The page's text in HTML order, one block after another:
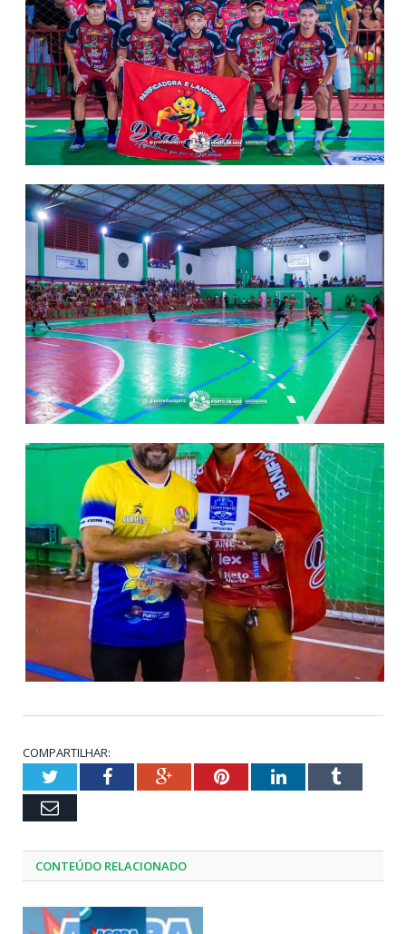
COMPARTILHAR:
TwitterFacebookGoogle+PinterestLinkedInTumblr
Email
CONTEÚDO RELACIONADO